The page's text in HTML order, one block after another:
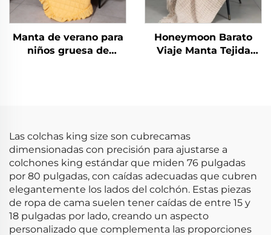
Manta de verano para
niños gruesa de
Honeymoon Barato
Viaje Manta Tejida
Las colchas king size son cubrecamas
dimensionadas con precisión para ajustarse a
colchones king estándar que miden 76 pulgadas
por 80 pulgadas, con caídas adecuadas que cubren
elegantemente los lados del colchón. Estas piezas
de ropa de cama suelen tener caídas de entre 15 y
18 pulgadas por lado, creando un aspecto
personalizado que complementa las proporciones